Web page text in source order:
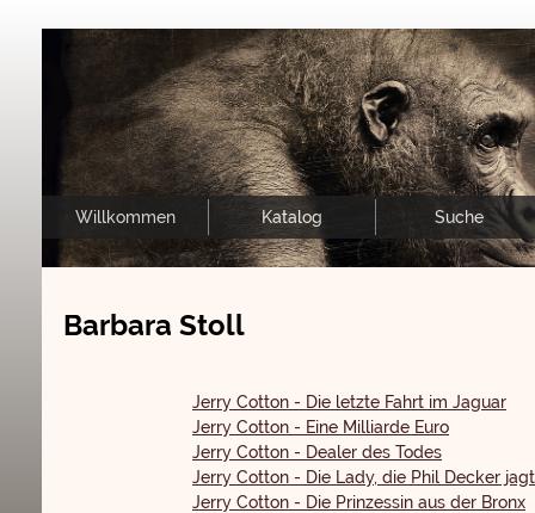
Willkommen Katalog Suche
Barbara Stoll
Jerry Cotton - Die letzte Fahrt im Jaguar
Jerry Cotton - Eine Milliarde Euro
Jerry Cotton - Dealer des Todes
Jerry Cotton - Die Lady, die Phil Decker
Jerry Cotton - Die Prinzessin aus der Bronx